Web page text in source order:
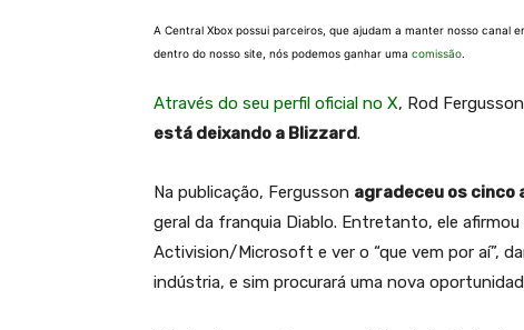
A Central Xbox possui parceiros, que ajudam a manter nosso
dentro do nosso site, nós podemos ganhar uma comissão.
Através do seu perfil oficial no X, Rod
está deixando a Blizzard.
Na publicação, Fergusson agradeceu os cinco
geral da franquia Diablo. Entretanto, ele
Activision/Microsoft e ver o “que vem por aí”,
indústria, e sim procurará uma nova